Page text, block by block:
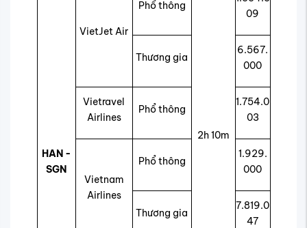
HAN -
SGN
VietJet Air
Phổ thông
2h 10m
09
Thương gia
6.567.
000
Vietravel
Airlines
Phổ thông
1.754.0
03
Vietnam
Airlines
Phổ thông
1.929.
000
Thương gia
7.819.0
47